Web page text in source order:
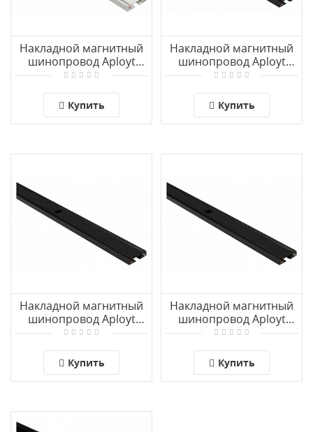
Накладной магнитный
шинопровод Aployt
Magnetic track 48
Купить
Накладной магнитный
шинопровод Aployt
Magnetic track 48
Купить
Накладной магнитный
шинопровод Aployt
Magnetic track 48
Купить
Накладной магнитный
шинопровод Aployt
Magnetic track 48
Купить